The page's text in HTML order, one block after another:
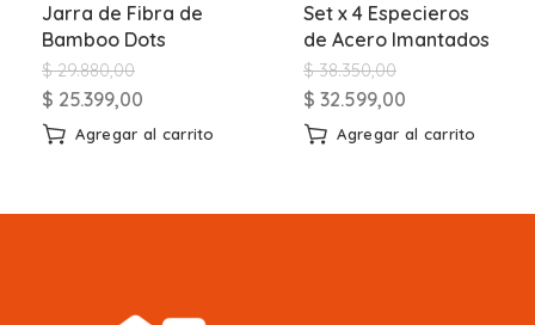
Jarra de Fibra de
Bamboo Dots
$29.880,00
$ 25.399,00
Agregar al carrito
Set x 4 Especieros
de Acero Imantados
$38.350,00
$ 32.599,00
Agregar al carrito